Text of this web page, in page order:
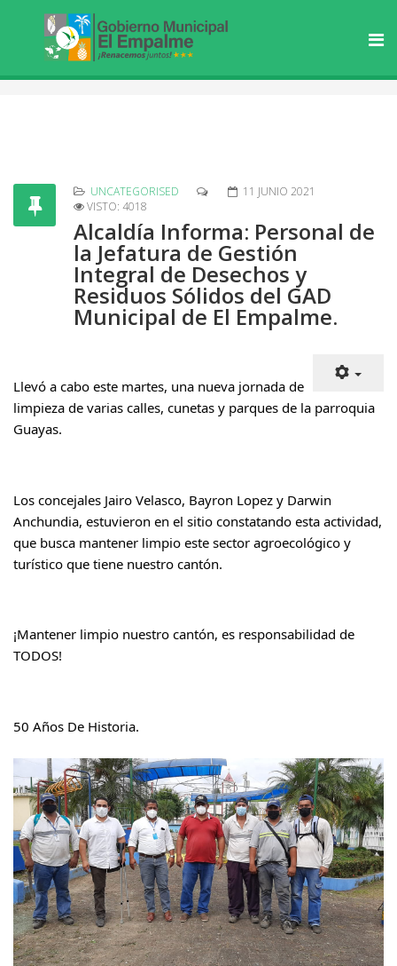
UNCATEGORISED
11 JUNIO 2021
VISTO: 4018
Alcaldía Informa: Personal de
la Jefatura de Gestión
Integral de Desechos y
Residuos Sólidos del GAD
Municipal de El Empalme.
Llevó a cabo este martes, una nueva jornada de
limpieza de varias calles, cunetas y parques de la parroquia
Guayas.
Los concejales Jairo Velasco, Bayron Lopez y Darwin
Anchundia, estuvieron en el sitio constatando esta actividad,
que busca mantener limpio este sector agroecológico y
turístico que tiene nuestro cantón.
¡Mantener limpio nuestro cantón, es responsabilidad de
TODOS!
50 Años De Historia.